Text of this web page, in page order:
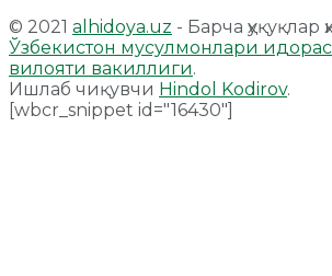
© 2021 alhidoya.uz - Барча ҳуқуқлар
Ўзбекистон мусулмонлари
вилояти вакиллиги.
Ишлаб чиқувчи Hindol Kodirov.
[wbcr_snippet id="16430"]